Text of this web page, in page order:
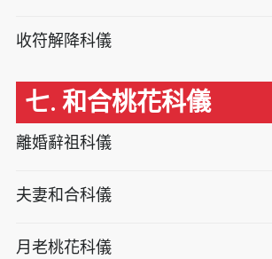
收符解降科儀
七. 和合桃花科儀
離婚辭祖科儀
夫妻和合科儀
月老桃花科儀